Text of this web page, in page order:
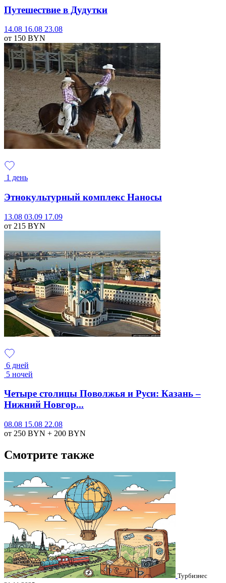
Путешествие в Дудутки
14.08 16.08 23.08
от 150 BYN
1 день
Этнокультурный комплекс Наносы
13.08 03.09 17.09
от 215 BYN
6 дней
5 ночей
Четыре столицы Поволжья и Руси: Казань –
Нижний Новгор...
08.08 15.08 22.08
от 250 BYN + 200 BYN
Смотрите также
Турбизнес